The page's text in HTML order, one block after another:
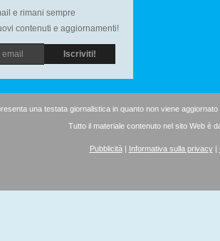
e rimani sempre
contenuti e aggiornamenti!
una testata giornalistica in quanto non viene
Tutto il materiale contenuto nel sito Web è
Pubblicità| Informativa sulla privacy|